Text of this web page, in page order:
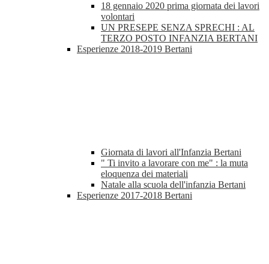
18 gennaio 2020 prima giornata dei lavori
volontari
UN PRESEPE SENZA SPRECHI : AL
TERZO POSTO INFANZIA BERTANI
Esperienze 2018-2019 Bertani
Giornata di lavori all'Infanzia Bertani
" Ti invito a lavorare con me" : la muta
eloquenza dei materiali
Natale alla scuola dell'infanzia Bertani
Esperienze 2017-2018 Bertani